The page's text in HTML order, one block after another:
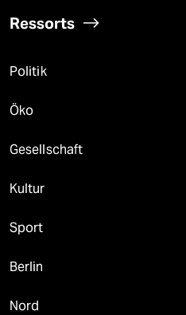
Ressorts
Politik
Öko
Gesellschaft
Kultur
Sport
Berlin
Nord